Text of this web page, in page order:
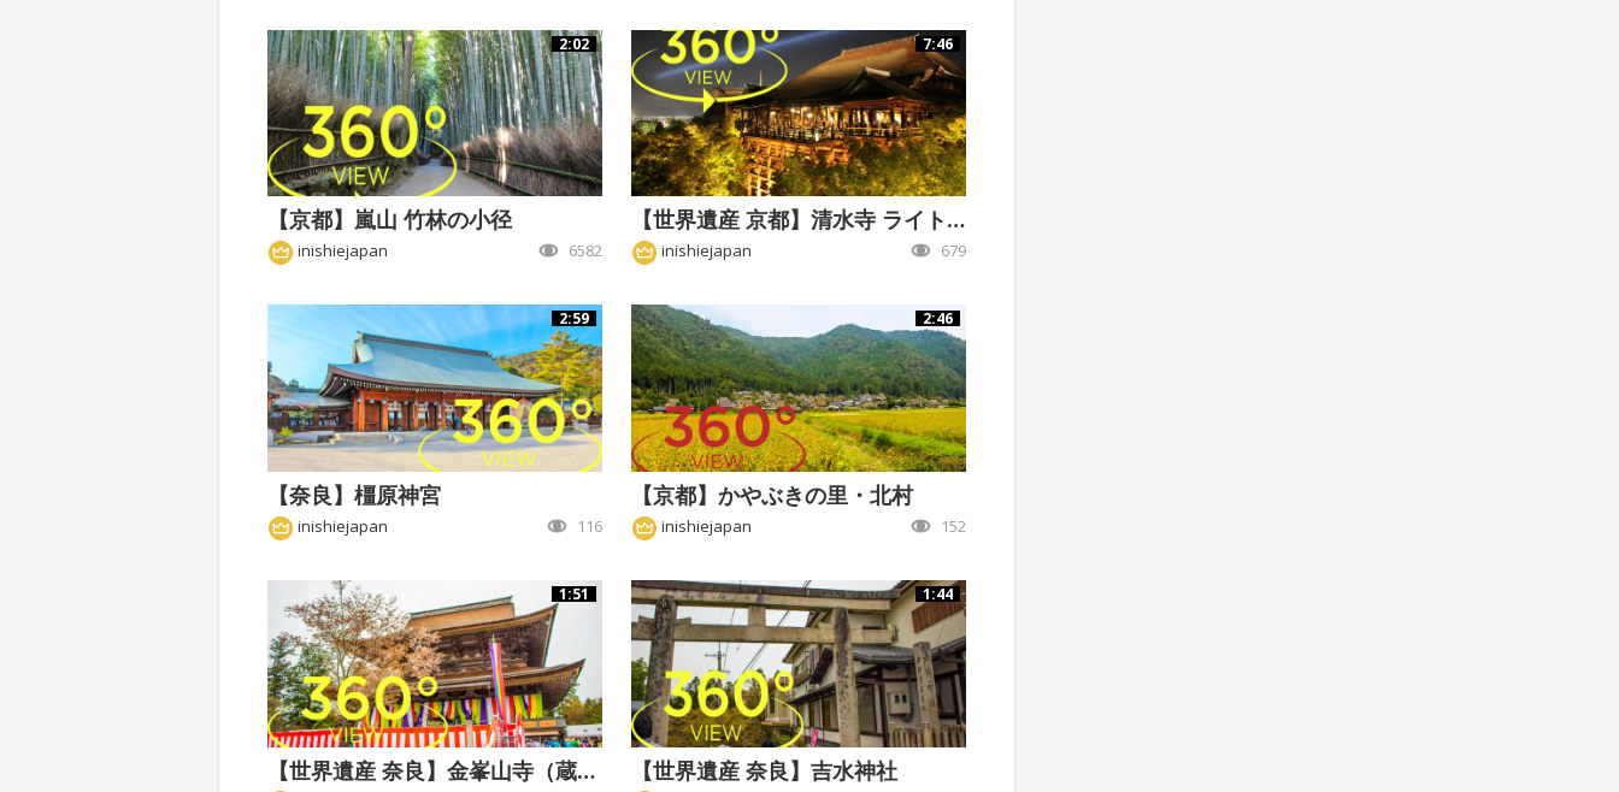
2:02
【京都】嵐山 竹林の小径
inishiejapan 6582
7:46
【世界遺産 京都】清水寺 ライトアップ
inishiejapan 679
2:59
【奈良】橿原神宮
inishiejapan 116
2:46
【京都】かやぶきの里・北村
inishiejapan 152
1:51
【世界遺産 奈良】金峯山寺（蔵王堂）
1:44
【世界遺産 奈良】吉水神社